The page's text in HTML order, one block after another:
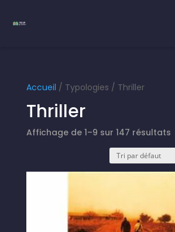
Accueil / Typologies / Thriller
Thriller
Affichage de 1–9 sur 147 résultats